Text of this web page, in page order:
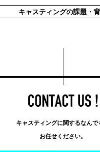
キャスティングの課題・
キャスティングに関するなんで
お任せください。